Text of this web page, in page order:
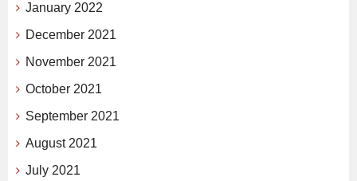
January 2022
December 2021
November 2021
October 2021
September 2021
August 2021
July 2021